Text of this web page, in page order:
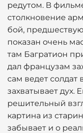
редутом. В
столкновение
бой,
показан очень
там Багратион
дал французам
сам ведет солдат
захватывает дух.
решительный
картина из
забывает и о